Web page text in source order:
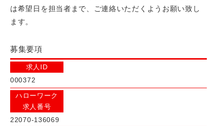
は希望日を担当者まで、ご連絡いただくようお願い致し
ます。
募集要項
求人ID
000372
ハローワーク
求人番号
22070-136069